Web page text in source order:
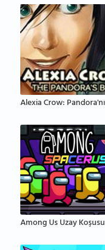
Among Us Uzay Koşusu